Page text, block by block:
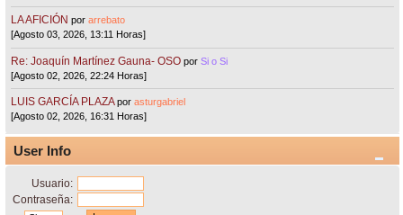
LA AFICIÓN porarrebato
[Agosto 03, 2026, 13:11 Horas]
Re: Joaquín Martínez Gauna- OSO porSi o Si
[Agosto 02, 2026, 22:24 Horas]
LUIS GARCÍA PLAZA porasturgabriel
[Agosto 02, 2026, 16:31 Horas]
User Info
Usuario:
Contraseña: